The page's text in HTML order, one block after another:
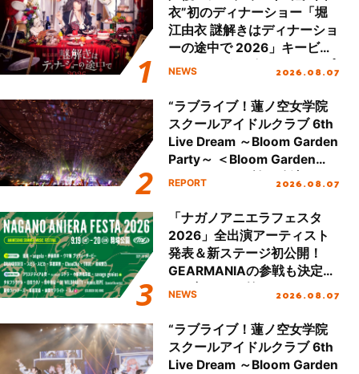
衣”初のディナーショー「堀
江由衣 謎解きはディナーショ
ーの途中で 2026」キービジ
ュアル＆グッズラインナップ
NEWS 2026.08.07
“ラブライブ！蓮ノ空女学院
スクールアイドルクラブ 6th
Live Dream ～Bloom Garden
Party～ ＜Bloom Garden
Party Stage／埼玉公演＞”
REPORT 2026.08.07
「ナガノアニエラフェスタ
2026」全出演アーティスト
発表＆新ステージ初公開！
GEARMANIAの参戦も決定
し、初となる第3ステージの
NEWS 2026.08.07
“ラブライブ！蓮ノ空女学院
スクールアイドルクラブ 6th
Live Dream ～Bloom Garden